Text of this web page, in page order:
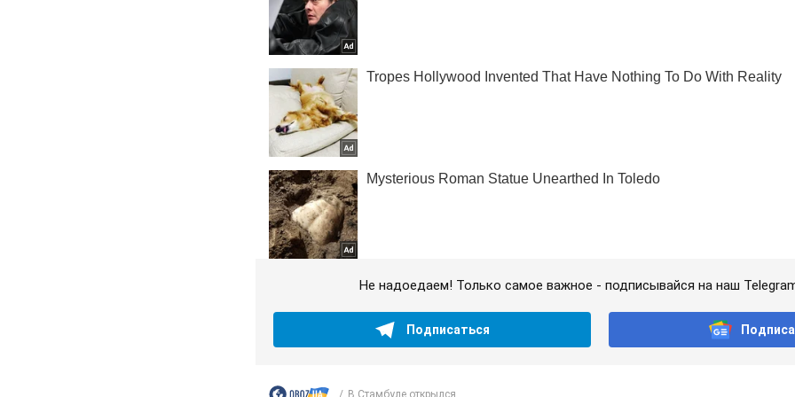
Не надоедаем! Только самое важное - подписывайся на наш
Подписаться
В Стамбуле открылся...